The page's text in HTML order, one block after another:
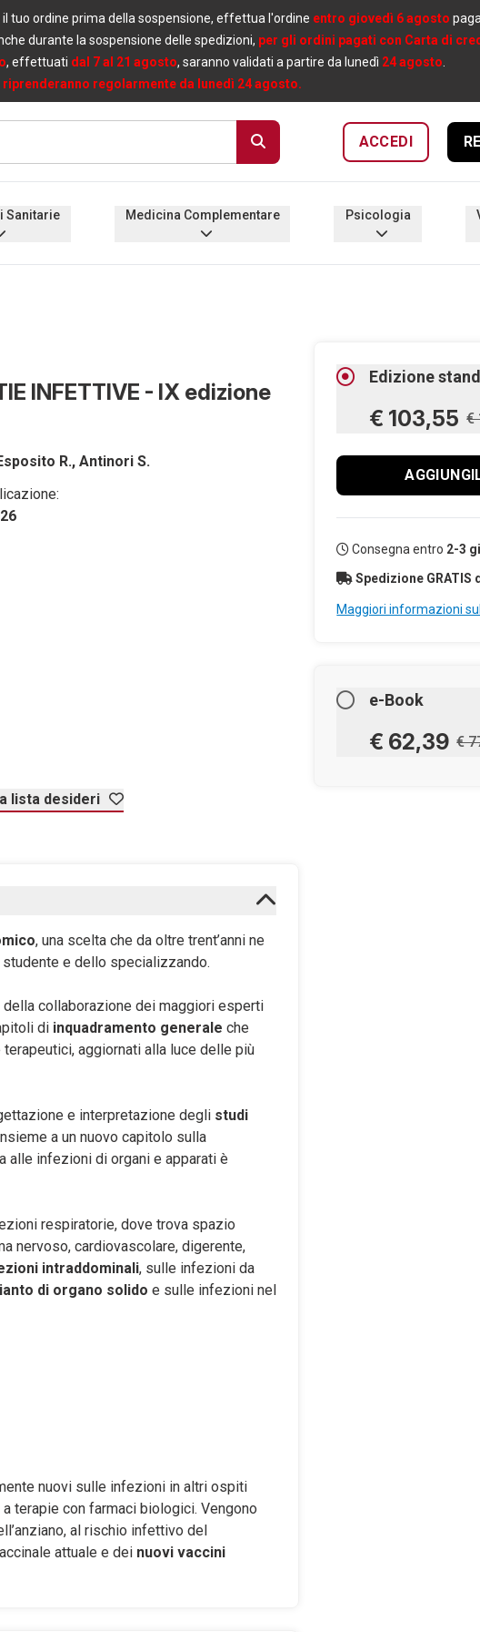
il tuo ordine prima della sospensione, effettua l'ordine entro giovedì 6 agosto
durante la sospensione delle spedizioni, per gli ordini pagati con Carta di
, effettuati dal 7 al 21 agosto, saranno validati a partire da lunedì 24 agosto
regolarmente da lunedì 24 agosto.
ACCEDI
Medicina Complementare
INFETTIVE - IX edizione
R., Antinori S.
lista desideri
Edizione
€ 103,55 €
Consegna entro 2-3
Spedizione GRATIS
Maggiori informazioni
e-Book
€ 62,39 €
, una scelta che da oltre trent’anni ne
e dello specializzando.
della collaborazione dei maggiori esperti
di inquadramento generale che
aggiornati alla luce delle più
e interpretazione degli studi
a un nuovo capitolo sulla
alle infezioni di organi e apparati è
respiratorie, dove trova spazio
nervoso, cardiovascolare, digerente,
intraddominali, sulle infezioni da
di organo solido e sulle infezioni nel
nuovi sulle infezioni in altri ospiti
terapie con farmaci biologici. Vengono
al rischio infettivo del
attuale e dei nuovi vaccini